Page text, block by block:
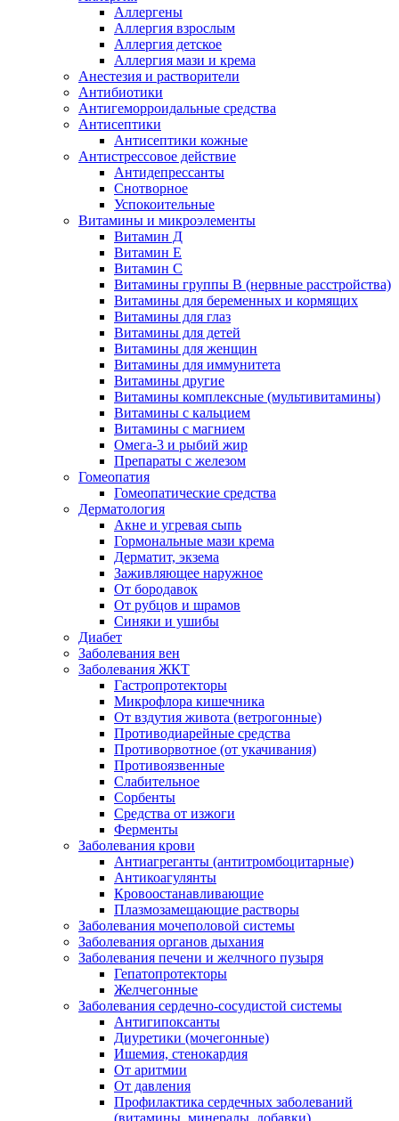
Аллергены
Аллергия взрослым
Аллергия детское
Аллергия мази и крема
Анестезия и растворители
Антибиотики
Антигеморроидальные средства
Антисептики
Антисептики кожные
Антистрессовое действие
Антидепрессанты
Снотворное
Успокоительные
Витамины и микроэлементы
Витамин Д
Витамин Е
Витамин С
Витамины группы В (нервные расстройства)
Витамины для беременных и кормящих
Витамины для глаз
Витамины для детей
Витамины для женщин
Витамины для иммунитета
Витамины другие
Витамины комплексные (мультивитамины)
Витамины с кальцием
Витамины с магнием
Омега-3 и рыбий жир
Препараты с железом
Гомеопатия
Гомеопатические средства
Дерматология
Акне и угревая сыпь
Гормональные мази крема
Дерматит, экзема
Заживляющее наружное
От бородавок
От рубцов и шрамов
Синяки и ушибы
Диабет
Заболевания вен
Заболевания ЖКТ
Гастропротекторы
Микрофлора кишечника
От вздутия живота (ветрогонные)
Противодиарейные средства
Противорвотное (от укачивания)
Противоязвенные
Слабительное
Сорбенты
Средства от изжоги
Ферменты
Заболевания крови
Антиагреганты (антитромбоцитарные)
Антикоагулянты
Кровоостанавливающие
Плазмозамещающие растворы
Заболевания мочеполовой системы
Заболевания органов дыхания
Заболевания печени и желчного пузыря
Гепатопротекторы
Желчегонные
Заболевания сердечно-сосудистой системы
Антигипоксанты
Диуретики (мочегонные)
Ишемия, стенокардия
От аритмии
От давления
Профилактика сердечных заболеваний
(витамины, минералы, добавки)